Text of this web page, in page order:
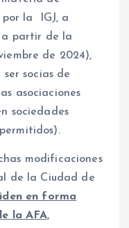
por la IGJ, a
a partir de la
de 2024),
ser socias de
asociaciones
sociedades
modificaciones
de la Ciudad de
en forma
la AFA,